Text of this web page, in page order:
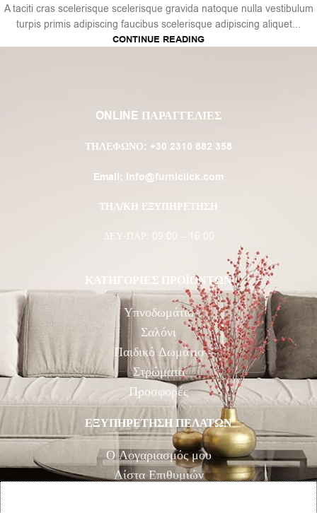
A taciti cras scelerisque scelerisque gravida natoque nulla vestibulum
turpis primis adipiscing faucibus scelerisque adipiscing aliquet...
CONTINUE READING
ONLINE ΠΑΡΑΓΓΕΛΙΕΣ
ΤΗΛΈΦΩΝΟ: +30 2310 682 358
Email: info@furniclick.com
ΤΗΛ/ΚΗ ΕΞΥΠΗΡΕΤΗΣΗ
ΔΕΥ-ΠΑΡ: 09:00 – 16:00
ΚΑΤΗΓΟΡΙΕΣ ΠΡΟΪΟΝΤΩΝ
Υπνοδωμάτιο
Σαλόνι
Παιδικό Δωμάτιο
Στρώματα
Προσφορές
ΕΞΥΠΗΡΕΤΗΣΗ ΠΕΛΑΤΩΝ
Ο Λογαριασμός μου
Λίστα Επιθυμιών